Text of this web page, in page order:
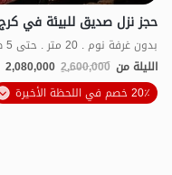
بدون غرفة نوم . 20 متر . حتى 5 ضيف
الليلة من 2,600,000
2,080,000
20٪ خصم في اللحظة الأخيرة